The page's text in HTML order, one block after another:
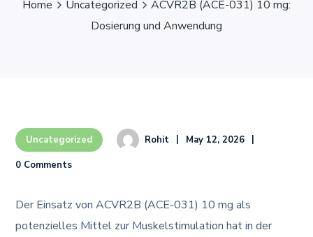
Home Uncategorized
ACVR2B (ACE-031) 10 mg:
Dosierung und Anwendung
Uncategorized Rohit May 12, 2026
0 Comments
Der Einsatz von ACVR2B (ACE-031) 10 mg als
potenzielles Mittel zur Muskelstimulation hat in der